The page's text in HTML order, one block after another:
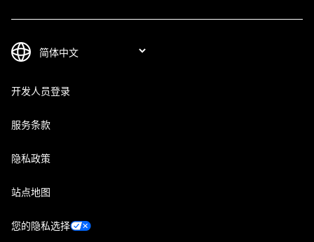
开发人员登录
服务条款
隐私政策
站点地图
您的隐私选择